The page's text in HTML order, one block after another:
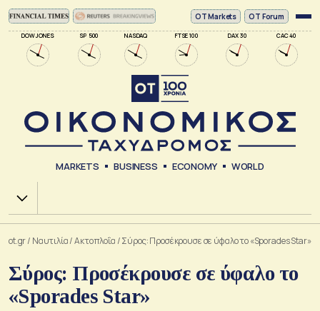
DOW JONES SP 500 NASDAQ FTSE 100 DAX 30 CAC 40
ΟΤ Markets OT Forum
MARKETS BUSINESS ECONOMY WORLD
Χ.Α.
ot.gr/ Ναυτιλία/Ακτοπλοΐα /Σύρος: Προσέκρουσε σε ύφαλο το «Sporades Star»
Σύρος: Προσέκρουσε σε ύφαλο το
«Sporades Star»